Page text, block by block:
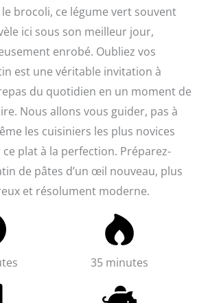
brocoli, ce légume vert souvent
ici sous son meilleur jour,
enrobé. Oubliez vos
est une véritable invitation à
du quotidien en un moment de
Nous allons vous guider, pas à
les cuisiniers les plus novices
plat à la perfection. Préparez-
de pâtes d’un œil nouveau, plus
et résolument moderne.
35 minutes